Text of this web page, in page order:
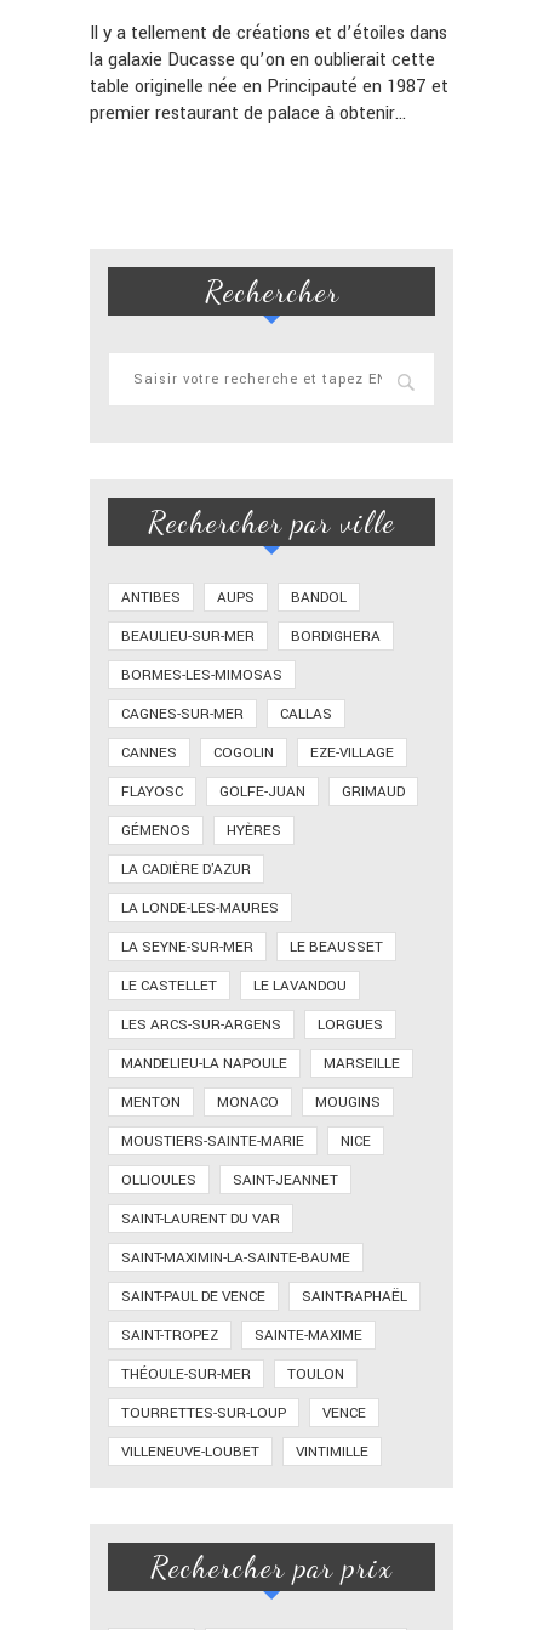
Il y a tellement de créations et d’étoiles dans
la galaxie Ducasse qu’on en oublierait cette
table originelle née en Principauté en 1987 et
premier restaurant de palace à obtenir…
Rechercher
Rechercher par ville
ANTIBES AUPS
BANDOL
BEAULIEU-SUR-MER
BORDIGHERA
BORMES-LES-MIMOSAS
CAGNES-SUR-MER
CALLAS
CANNES
COGOLIN
EZE-VILLAGE
FLAYOSC
GOLFE-JUAN
GRIMAUD
GÉMENOS
HYÈRES
LA CADIÈRE D'AZUR
LA LONDE-LES-MAURES
LA SEYNE-SUR-MER
LE BEAUSSET
LE CASTELLET
LE LAVANDOU
LES ARCS-SUR-ARGENS
LORGUES
MANDELIEU-LA NAPOULE
MARSEILLE
MENTON
MONACO
MOUGINS
MOUSTIERS-SAINTE-MARIE
NICE
OLLIOULES
SAINT-JEANNET
SAINT-LAURENT DU VAR
SAINT-MAXIMIN-LA-SAINTE-BAUME
SAINT-PAUL DE VENCE
SAINT-RAPHAËL
SAINT-TROPEZ
SAINTE-MAXIME
THÉOULE-SUR-MER
TOULON
TOURRETTES-SUR-LOUP
VENCE
VILLENEUVE-LOUBET
VINTIMILLE
Rechercher par prix